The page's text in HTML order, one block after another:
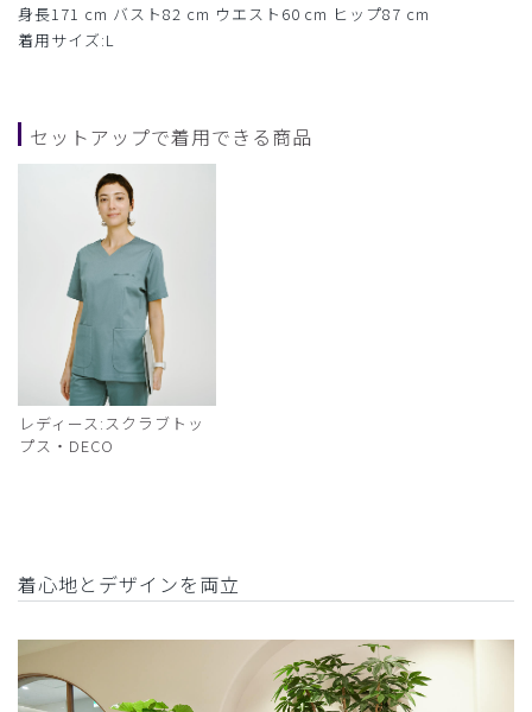
身長171 cm バスト82 cm ウエスト60 cm ヒップ87 cm
着用サイズ:L
セットアップで着用できる商品
レディース:スクラブトッ
プス・DECO
着心地とデザインを両立